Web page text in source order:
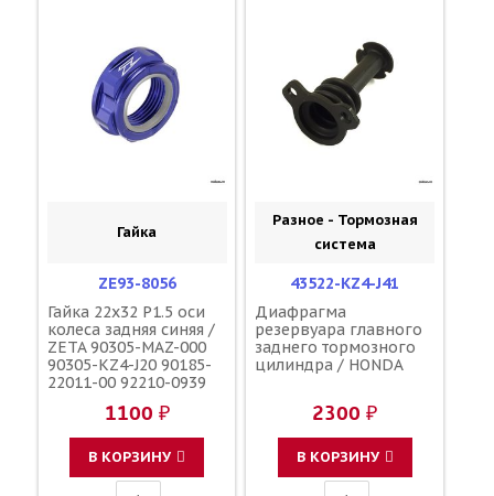
Гайка
ZE93-8056
Гайка 22x32 P1.5 оси
колеса задняя синяя /
ZETA 90305-MAZ-000
90305-KZ4-J20 90185-
22011-00 92210-0939
1100 ₽
В КОРЗИНУ
Разное - Тормозная
система
43522-KZ4-J41
Диафрагма
резервуара главного
заднего тормозного
цилиндра / HONDA
2300 ₽
В КОРЗИНУ